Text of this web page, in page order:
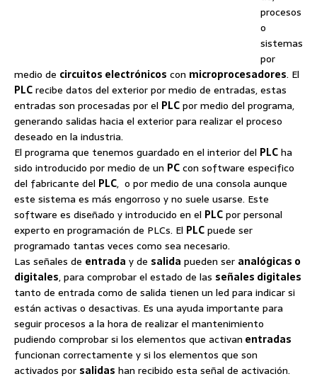
procesos
o
sistemas
por
medio de circuitos electrónicos con microprocesadores. El
PLCrecibe datos del exterior por medio de entradas, estas
entradas son procesadas por el PLCpor medio del programa,
generando salidas hacia el exterior para realizar el proceso
deseado en la industria.
El programa que tenemos guardado en el interior del PLCha
sido introducido por medio de un PCcon software especifico
del fabricante del PLC, o por medio de una consola aunque
este sistema es más engorroso y no suele usarse. Este
software es diseñado y introducido en el PLCpor personal
experto en programación de PLCs. El PLCpuede ser
programado tantas veces como sea necesario.
Las señales de entrada y de salida pueden ser analógicas o
digitales, para comprobar el estado de las señales digitales
tanto de entrada como de salida tienen un led para indicar si
están activas o desactivas. Es una ayuda importante para
seguir procesos a la hora de realizar el mantenimiento
pudiendo comprobar si los elementos que activan entradas
funcionan correctamente y si los elementos que son
activados por salidas han recibido esta señal de activación.